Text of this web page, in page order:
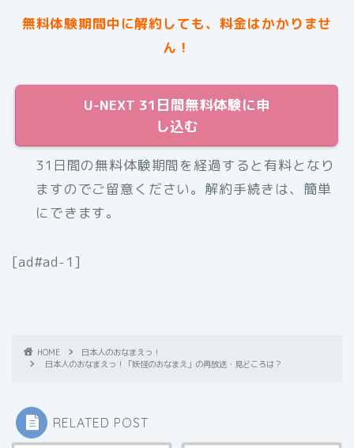
無料体験期間中に解約しても、料金はかかりませ
ん！
U-NEXT 31日間無料体験に申
し込む
31日間の無料体験期間を経過すると有料となり
ますのでご留意ください。解約手続きは、簡単
にできます。
[ad#ad-1]
HOME
日本人のおなまえっ！
日本人のおなまえっ！「妖怪のおなまえ」の再放送・見どころは？
RELATED POST